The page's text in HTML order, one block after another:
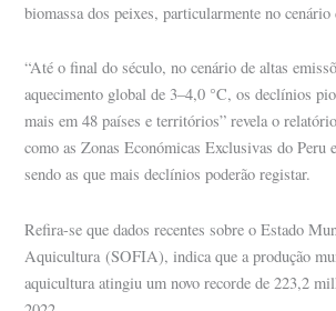
biomassa dos peixes, particularmente no cenário
“Até o final do século, no cenário de altas
aquecimento global de 3–4,0 °C, os declínios
mais em 48 países e territórios” revela o
como as Zonas Económicas Exclusivas do Peru
sendo as que mais declínios poderão registar.
Refira-se que dados recentes sobre o Estado
Aquicultura (SOFIA), indica que a produção
aquicultura atingiu um novo recorde de 223,2